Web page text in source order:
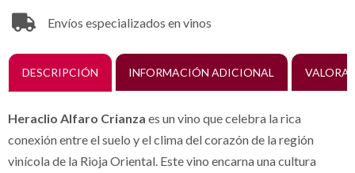
Envíos especializados en vinos
DESCRIPCIÓN INFORMACIÓN ADICIONAL
Heraclio Alfaro Crianza es un vino que celebra la rica
conexión entre el suelo y el clima del corazón de la región
vinícola de la Rioja Oriental. Este vino encarna una cultura